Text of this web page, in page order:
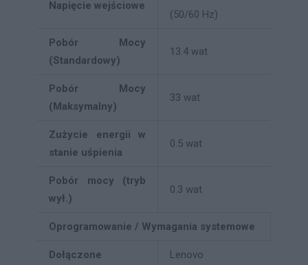
Napięcie wejściowe
(50/60 Hz)
Pobór Mocy
(Standardowy)
13.4 wat
Pobór Mocy
(Maksymalny)
33 wat
Zużycie energii w
stanie uśpienia
0.5 wat
Pobór mocy (tryb
wył.)
0.3 wat
Oprogramowanie / Wymagania systemowe
Dołączone
Lenovo